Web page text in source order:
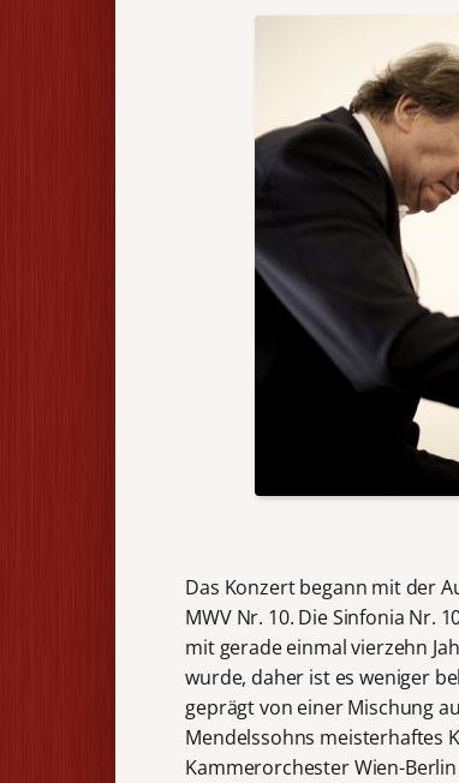
Das Konzert begann mit der
MWV Nr. 10. Die Sinfonia Nr.
mit gerade einmal vierzehn
wurde, daher ist es weniger
geprägt von einer Mischung
Mendelssohns meisterhaftes
Kammerorchester Wien-